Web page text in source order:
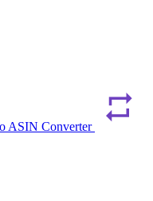
ASIN Converter